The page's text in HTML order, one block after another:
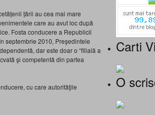
țării au cea mai mare
care au avut loc după
Fosta conducere a Republicii
septembrie 2010, Preşedintele
dar este doar o “filială a
şi competentă din partea
cu care autorităţile
Carti
O